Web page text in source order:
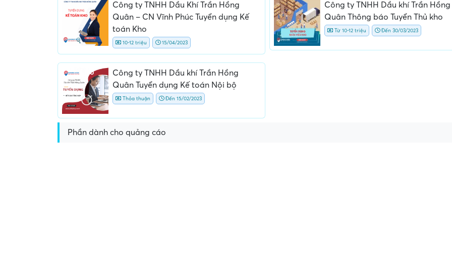
Công ty TNHH Dầu Khí Trần Hồng
Quân – CN Vĩnh Phúc Tuyển dụng Kế
toán Kho
10-12 triệu 15/04/2023
Công ty TNHH Dầu khí Trần Hồng
Quân Thông báo Tuyển Thủ kho
Từ 10-12 triệu Đến 30/03/2023
Công ty TNHH Dầu khí Trần Hồng
Quân Tuyển dụng Kế toán Nội bộ
Thỏa thuận Đến 15/02/2023
Phần dành cho quảng cáo
Yêu cầu nộp phí phỏng vấn, phí
giữ chỗ...